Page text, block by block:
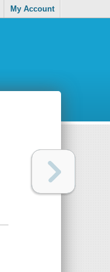
My Account